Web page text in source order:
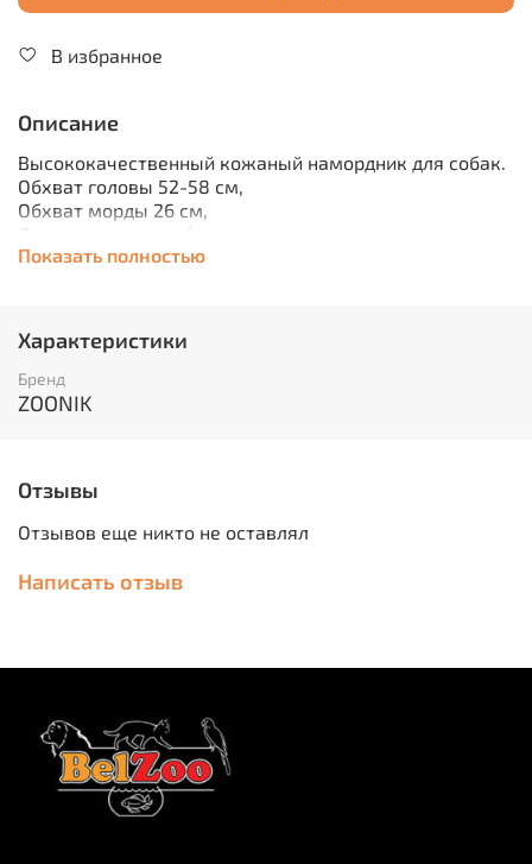
В избранное
Описание
Высококачественный кожаный намордник для собак.
Обхват головы 52-58 см,
Обхват морды 26 см,
обхвата головы) 19-27 см
Показать полностью
Характеристики
Бренд
ZOONIK
Отзывы
Отзывов еще никто не оставлял
Написать отзыв